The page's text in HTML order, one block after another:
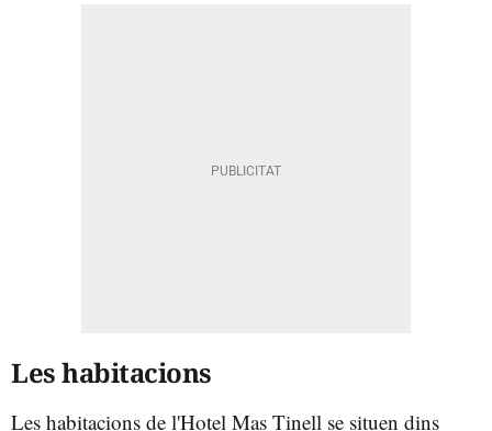
Les habitacions
Les habitacions de l'Hotel Mas Tinell se situen dins